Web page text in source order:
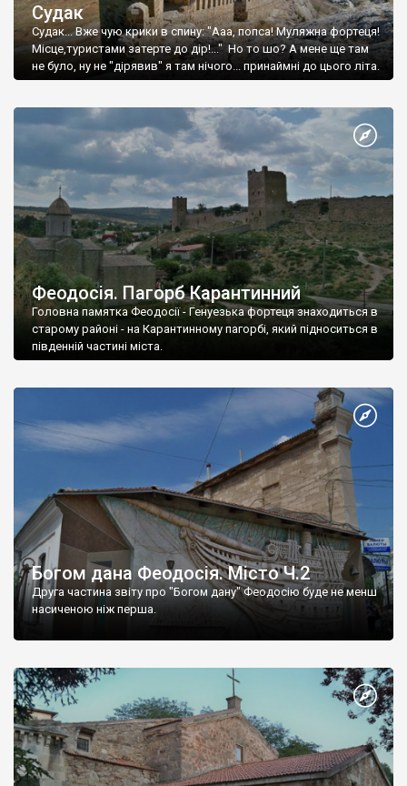
Судак
Судак... Вже чую крики в спину: "Ааа, попса! Муляжна фортеця!
Місце,туристами затерте до дір!..." Но то шо? А мене ще там
не було, ну не "дірявив" я там нічого... принаймні до цього літа.
Феодосія. Пагорб Карантинний
Головна памятка Феодосії - Генуезька фортеця знаходиться в
старому районі - на Карантинному пагорбі, який підноситься в
південній частині міста.
Богом дана Феодосія. Місто Ч.2
Друга частина звіту про "Богом дану" Феодосію буде не менш
насиченою ніж перша.